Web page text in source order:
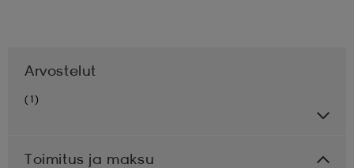
Arvostelut
(1)
Toimitus ja maksu